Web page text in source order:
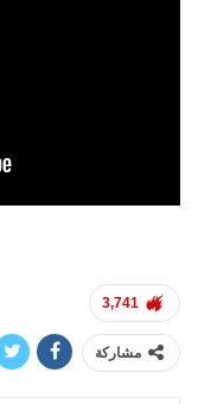
3,741
مشاركة